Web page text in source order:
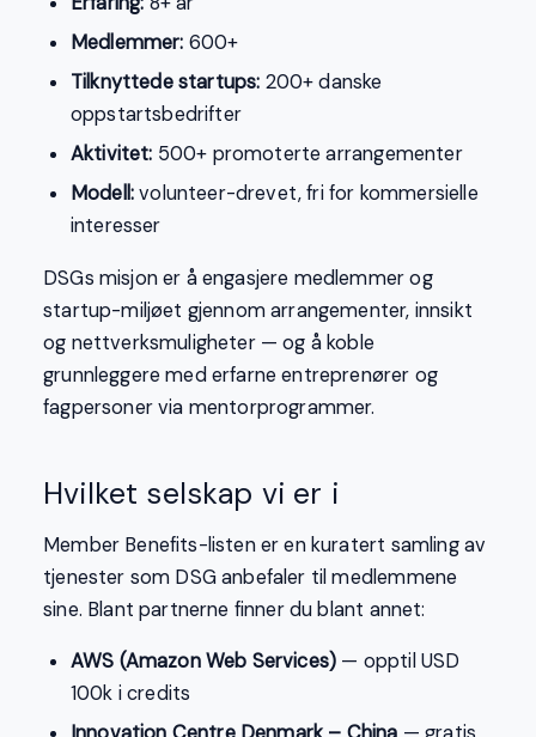
Medlemmer: 600+
Tilknyttede startups: 200+ danske
oppstartsbedrifter
Aktivitet: 500+ promoterte arrangementer
Modell:volunteer-drevet, fri for kommersielle
interesser
DSGs misjon er å engasjere medlemmer og
startup-miljøet gjennom arrangementer, innsikt
og nettverksmuligheter — og å koble
grunnleggere med erfarne entreprenører og
fagpersoner via mentorprogrammer.
Hvilket selskap vi er i
Member Benefits-listen er en kuratert samling av
tjenester som DSG anbefaler til medlemmene
sine. Blant partnerne finner du blant annet:
AWS (Amazon Web Services) — opptil USD
100k i credits